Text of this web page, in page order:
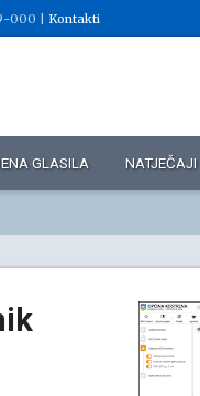
000 | Kontakti
GLASILA